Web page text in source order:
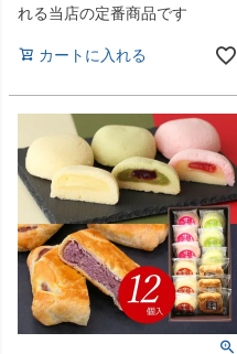
れる当店の定番商品です
カートに入れる